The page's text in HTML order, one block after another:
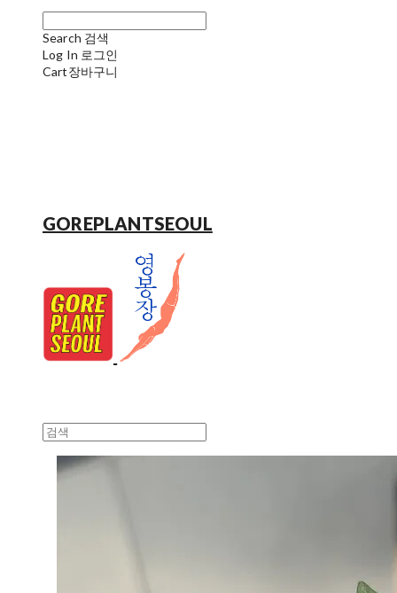
Search 검색
Log In 로그인
Cart장바구니
GOREPLANTSEOUL